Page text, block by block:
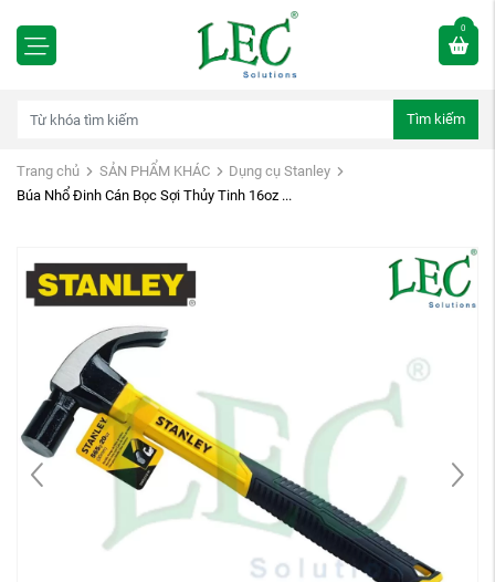
0
Tìm kiếm
Trang chủ SẢN PHẨM KHÁC
Dụng cụ Stanley
Búa Nhổ Đinh Cán Bọc Sợi Thủy Tinh 16oz ...